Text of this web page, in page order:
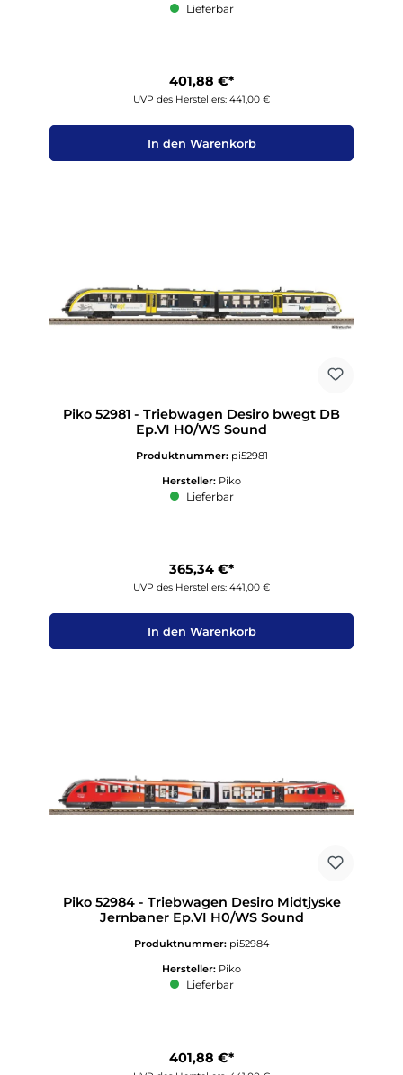
Lieferbar
401,88 €*
UVP des Herstellers: 441,00 €
In den Warenkorb
Piko 52981 - Triebwagen Desiro bwegt DB
Ep.VI H0/WS Sound
Produktnummer: pi52981
Hersteller: Piko
Lieferbar
365,34 €*
UVP des Herstellers: 441,00 €
In den Warenkorb
Piko 52984 - Triebwagen Desiro Midtjyske
Jernbaner Ep.VI H0/WS Sound
Produktnummer: pi52984
Hersteller: Piko
Lieferbar
401,88 €*